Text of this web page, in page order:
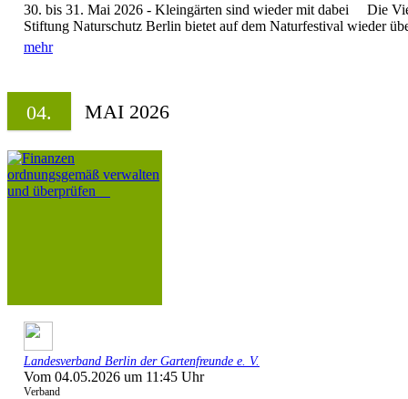
30. bis 31. Mai 2026 - Kleingärten sind wieder mit dabei Die
Stiftung Naturschutz Berlin bietet auf dem Naturfestival wieder
mehr
04. MAI 2026
Landesverband Berlin der Gartenfreunde e. V.
Vom 04.05.2026 um 11:45 Uhr
Verband